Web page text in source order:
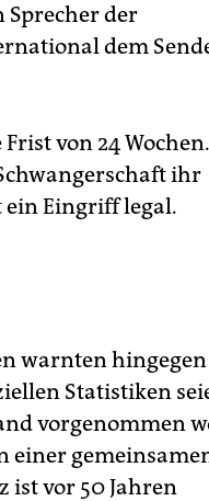
Sprecher der
dem
von 24
ihr
ein Eingriff legal.
warnten
Statistiken
vorgenommen
einer
ist vor 50 Jahren